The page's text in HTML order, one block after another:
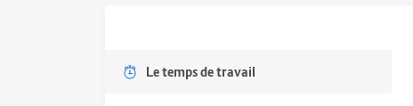
Le temps de travail